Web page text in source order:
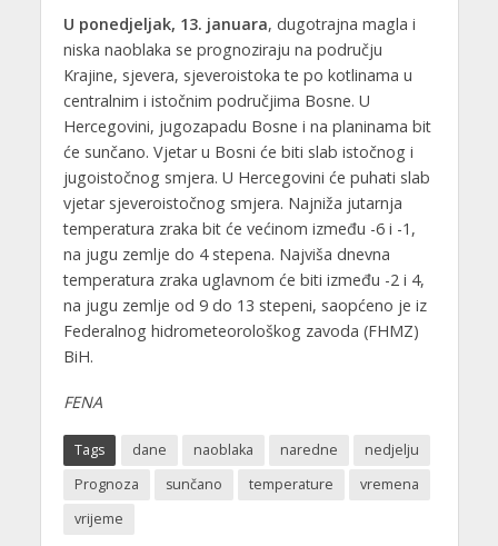
U ponedjeljak, 13. januara, dugotrajna magla i
niska naoblaka se prognoziraju na području
Krajine, sjevera, sjeveroistoka te po kotlinama u
centralnim i istočnim područjima Bosne. U
Hercegovini, jugozapadu Bosne i na planinama bit
će sunčano. Vjetar u Bosni će biti slab istočnog i
jugoistočnog smjera. U Hercegovini će puhati slab
vjetar sjeveroistočnog smjera. Najniža jutarnja
temperatura zraka bit će većinom između -6 i -1,
na jugu zemlje do 4 stepena. Najviša dnevna
temperatura zraka uglavnom će biti između -2 i 4,
na jugu zemlje od 9 do 13 stepeni, saopćeno je iz
Federalnog hidrometeorološkog zavoda (FHMZ)
BiH.
FENA
Tags dane naoblaka naredne
nedjelju
Prognoza
sunčano temperature
vremena
vrijeme